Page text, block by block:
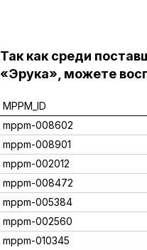
Так как среди
«Эрука», можете
MPPM_ID
mppm-008602
mppm-008901
mppm-002012
mppm-008472
mppm-005384
mppm-002560
mppm-010345